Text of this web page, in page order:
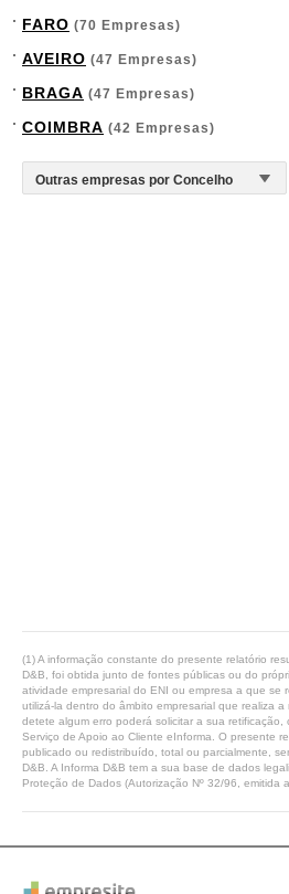
FARO (70 Empresas)
AVEIRO (47 Empresas)
BRAGA (47 Empresas)
COIMBRA (42 Empresas)
(1) A informação constante do presente relatório
D&B, foi obtida junto de fontes públicas ou do
atividade empresarial do ENI ou empresa a que se
utilizá-la dentro do âmbito empresarial que realiza
detete algum erro poderá solicitar a sua
Serviço de Apoio ao Cliente eInforma. O presente
publicado ou redistribuído, total ou parcialmente,
D&B. A Informa D&B tem a sua base de dados
Proteção de Dados (Autorização Nº 32/96, emitida